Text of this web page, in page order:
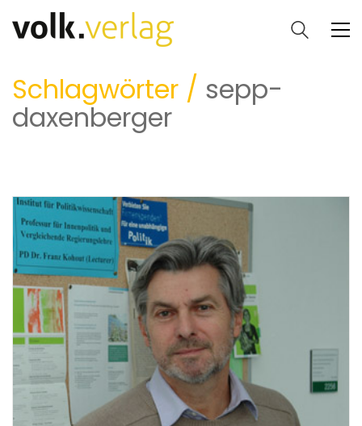
Schlagwörter / sepp-
daxenberger